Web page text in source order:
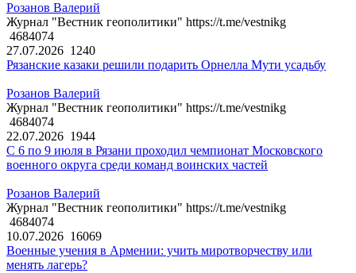
Розанов Валерий
Журнал "Вестник геополитики" https://t.me/vestnikg
4684074
27.07.2026 1240
Рязанские казаки решили подарить Орнелла Мути усадьбу
Розанов Валерий
Журнал "Вестник геополитики" https://t.me/vestnikg
4684074
22.07.2026 1944
С 6 по 9 июля в Рязани проходил чемпионат Московского
военного округа среди команд воинских частей
Розанов Валерий
Журнал "Вестник геополитики" https://t.me/vestnikg
4684074
10.07.2026 16069
Военные учения в Армении: учить миротворчеству или
менять лагерь?